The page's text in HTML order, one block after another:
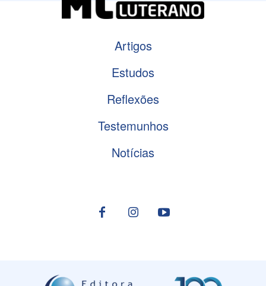
Artigos
Estudos
Reflexões
Testemunhos
Notícias